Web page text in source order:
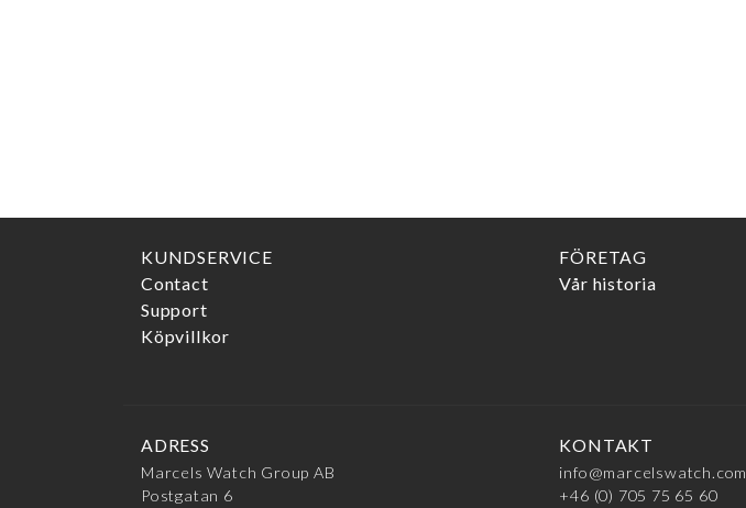
KUNDSERVICE
Contact
Support
Köpvillkor
FÖRETAG
Vår historia
ADRESS
Marcels Watch Group AB
Postgatan 6
KONTAKT
info@marcelswatch.com
+46 (0) 705 75 65 60